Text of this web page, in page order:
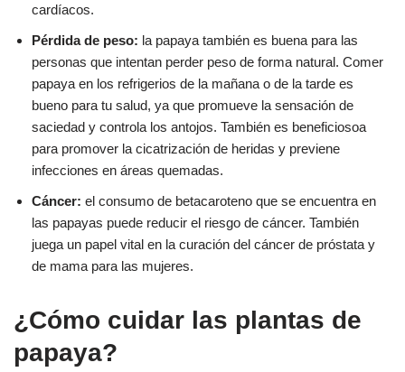
cardíacos.
Pérdida de peso: la papaya también es buena para las
personas que intentan perder peso de forma natural. Comer
papaya en los refrigerios de la mañana o de la tarde es
bueno para tu salud, ya que promueve la sensación de
saciedad y controla los antojos. También es beneficiosoa
para promover la cicatrización de heridas y previene
infecciones en áreas quemadas.
Cáncer: el consumo de betacaroteno que se encuentra en
las papayas puede reducir el riesgo de cáncer. También
juega un papel vital en la curación del cáncer de próstata y
de mama para las mujeres.
¿Cómo cuidar las plantas de
papaya?